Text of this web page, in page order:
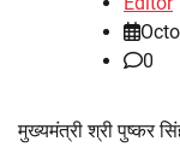
0
मुख्यमंत्री श्री पुष्कर